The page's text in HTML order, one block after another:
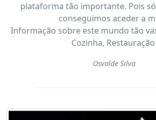
plataforma tão importante. Pois
conseguimos aceder a
Informação sobre este mundo tão
Cozinha, Restauração.
Osvalde Silva